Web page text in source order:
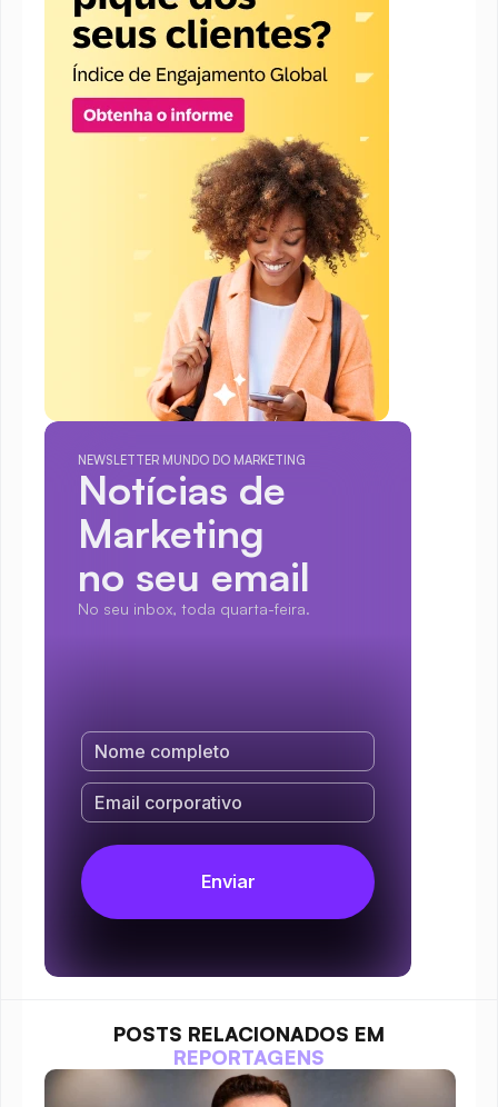
NEWSLETTER MUNDO DO MARKETING
Notícias de
Marketing
no seu email
No seu inbox, toda quarta-feira.
POSTS RELACIONADOS EM
REPORTAGENS